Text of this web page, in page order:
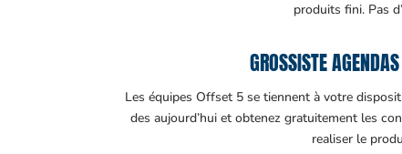
produits fini. Pas
GROSSISTE
Les équipes Offset 5 se tiennent à votre
des aujourd’hui et obtenez gratuitement les
realiser le